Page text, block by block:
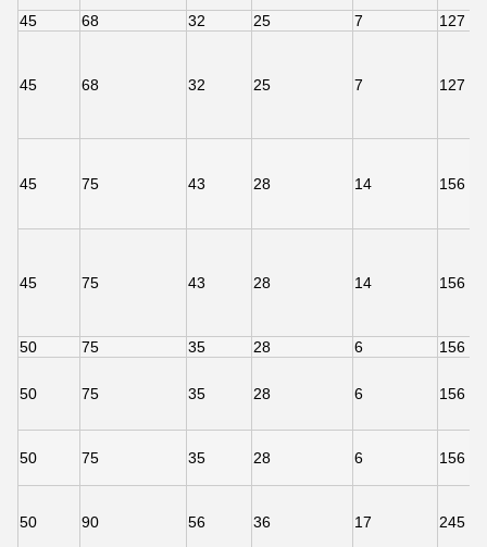
45 68 32 25 7 127
45 68 32 25 7 127
45 75 43 28 14 156
45 75 43 28 14 156
50 75 35 28 6 156
50 75 35 28 6 156
50 75 35 28 6 156
50 90 56 36 17 245